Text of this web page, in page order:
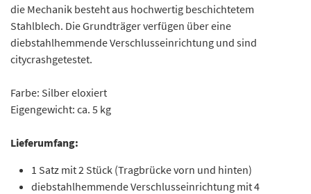
die Mechanik besteht aus hochwertig beschichtetem
Stahlblech. Die Grundträger verfügen über eine
diebstahlhemmende Verschlusseinrichtung und sind
citycrashgetestet.
Farbe: Silber eloxiert
Eigengewicht: ca. 5 kg
Lieferumfang:
1 Satz mit 2 Stück (Tragbrücke vorn und hinten)
diebstahlhemmende Verschlusseinrichtung mit 4